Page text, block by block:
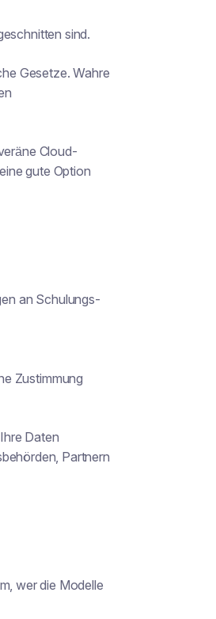
sind.
Gesetze. Wahre
Cloud-
gute Option
an Schulungs-
Zustimmung
Daten
Partnern
wer die Modelle